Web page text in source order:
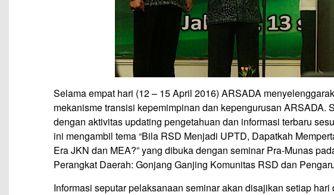
Selama empat hari (12 – 15 April 2016) ARSADA
mekanisme transisi kepemimpinan dan kepengurusan ARSADA.
dengan aktivitas updating pengetahuan dan informasi terbaru
ini mengambil tema “Bila RSD Menjadi UPTD, Dapatkah
Era JKN dan MEA?” yang dibuka dengan seminar Pra-Munas
Perangkat Daerah: Gonjang Ganjing Komunitas RSD dan
Informasi seputar pelaksanaan seminar akan disajikan setiap